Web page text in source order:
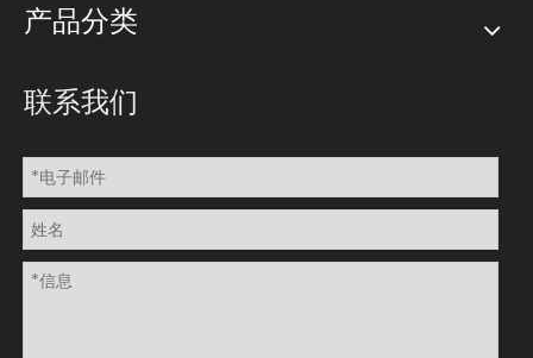
产品分类
联系我们